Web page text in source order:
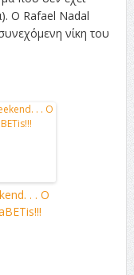
Ο Rafael Nadal
νίκη του
. . O